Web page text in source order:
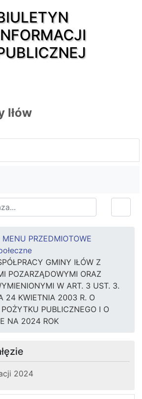
Iłów
MENU PRZEDMIOTOWE
GMINY IŁÓW Z
POZARZĄDOWYMI ORAZ
W ART. 3 UST. 3.
24 KWIETNIA 2003 R. O
PUBLICZNEGO I O
NA 2024 ROK
2024